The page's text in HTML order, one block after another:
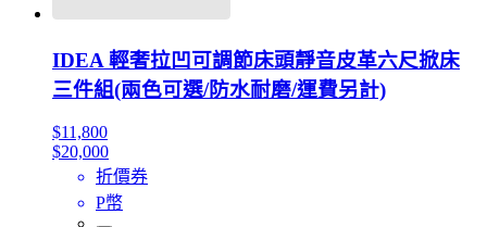
IDEA 輕奢拉凹可調節床頭靜音皮革六尺掀床
三件組(兩色可選/防水耐磨/運費另計)
$11,800
$20,000
折價券
P幣